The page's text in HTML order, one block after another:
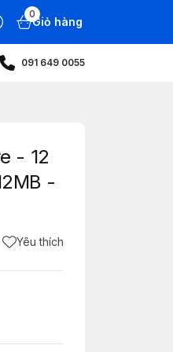
0
Giỏ hàng
091 649 0055
- 12
-
Yêu thích